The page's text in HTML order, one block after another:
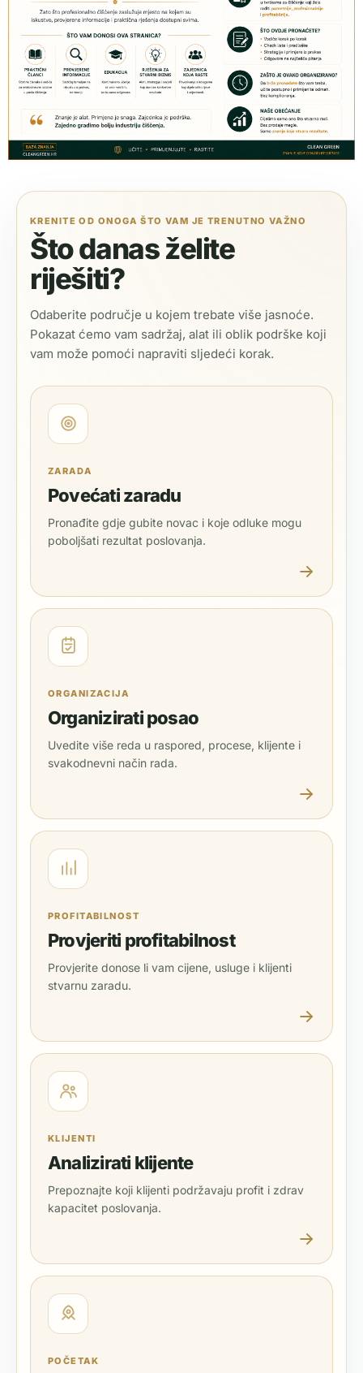
KRENITE OD ONOGA ŠTO VAM JE TRENUTNO VAŽNO
Što danas želite
riješiti?
Odaberite područje u kojem trebate više jasnoće.
Pokazat ćemo vam sadržaj, alat ili oblik podrške koji
vam može pomoći napraviti sljedeći korak.
ZARADA
Povećati zaradu
Pronađite gdje gubite novac i koje odluke mogu
poboljšati rezultat poslovanja.
ORGANIZACIJA
Organizirati posao
Uvedite više reda u raspored, procese, klijente i
svakodnevni način rada.
PROFITABILNOST
Provjeriti profitabilnost
Provjerite donose li vam cijene, usluge i klijenti
stvarnu zaradu.
KLIJENTI
Analizirati klijente
Prepoznajte koji klijenti podržavaju profit i zdrav
kapacitet poslovanja.
POČETAK